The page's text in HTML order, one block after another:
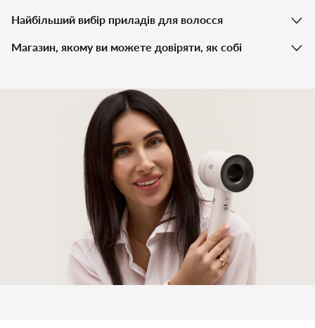
Найбільший вибір приладів для волосся
Магазин, якому ви можете довіряти, як собі